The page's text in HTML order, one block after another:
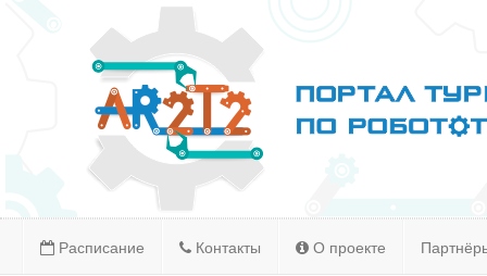
Расписание Контакты О проекте